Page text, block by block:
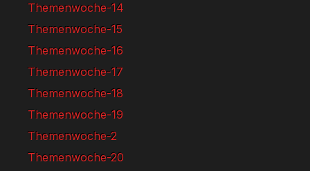
Themenwoche-14
Themenwoche-15
Themenwoche-16
Themenwoche-17
Themenwoche-18
Themenwoche-19
Themenwoche-2
Themenwoche-20